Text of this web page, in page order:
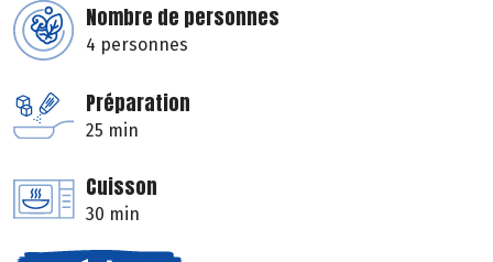
Nombre de personnes
4 personnes
Préparation
25 min
Cuisson
30 min